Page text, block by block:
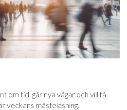
om tid, går nya vägar och vill få
veckans måsteläsning.